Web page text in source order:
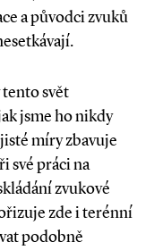
a původci zvuků
tento svět
jsme ho nikdy
míry zbavuje
své práci na
zvukové
zde i terénní
podobně